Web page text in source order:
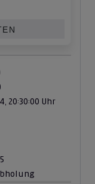
20:30:00 Uhr